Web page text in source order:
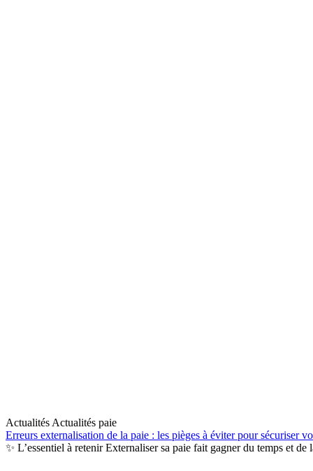
Actualités Actualités paie
Erreurs externalisation de la paie : les pièges à éviter pour sécuriser
✨ L’essentiel à retenir Externaliser sa paie fait gagner du temps et